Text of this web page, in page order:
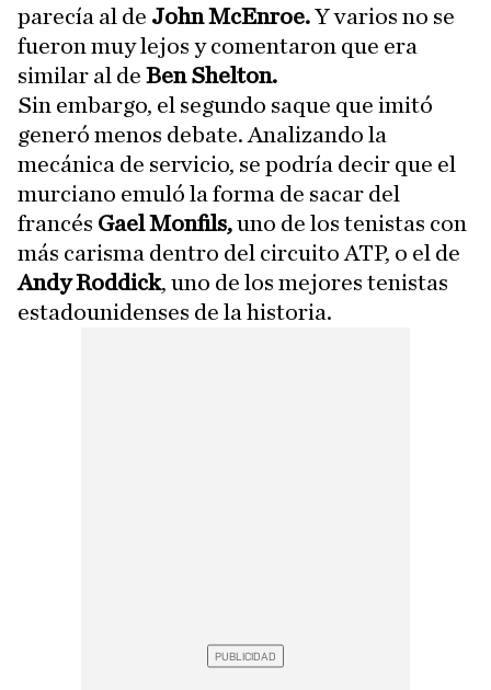
parecía al de John McEnroe.Y varios no se
fueron muy lejos y comentaron que era
similar al de Ben Shelton.
Sin embargo, el segundo saque que imitó
generó menos debate. Analizando la
mecánica de servicio, se podría decir que el
murciano emuló la forma de sacar del
francés Gael Monfils,uno de los tenistas con
más carisma dentro del circuito ATP, o el de
Andy Roddick, uno de los mejores tenistas
estadounidenses de la historia.